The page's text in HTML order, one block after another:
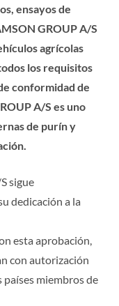
ensayos de
GROUP A/S
agrícolas
los requisitos
conformidad de
A/S es uno
de purín y
sigue
dedicación a la
esta aprobación,
con autorización
países miembros de